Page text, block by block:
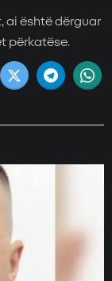
ai është dërguar
përkatëse.